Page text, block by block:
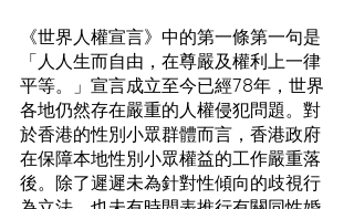
《世界人權宣言》中的第一條第一句是
「人人生而自由，在尊嚴及權利上一律
平等。」宣言成立至今已經78年，世界
各地仍然存在嚴重的人權侵犯問題。對
於香港的性別小眾群體而言，香港政府
在保障本地性別小眾權益的工作嚴重落
後。除了遲遲未為針對性傾向的歧視行